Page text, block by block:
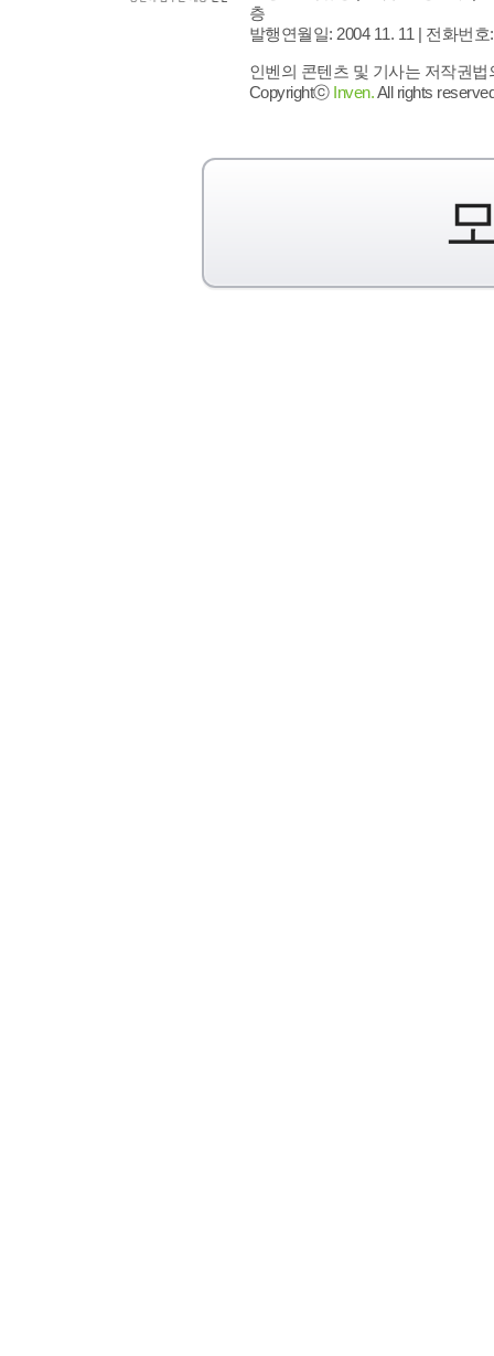
층
발행연월일: 2004 11. 11 | 전화번호
인벤의 콘텐츠 및 기사는 저작권
Copyrightⓒ Inven.All rights